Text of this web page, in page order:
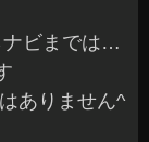
ナビまでは…
ありません^